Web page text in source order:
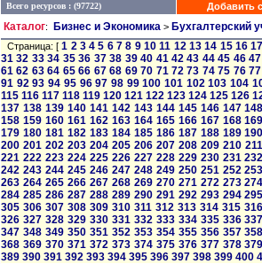
Всего ресурсов : (97722) Добавить
Каталог: Бизнес и Экономика > Бухгалтерский
Страница: [1 2 3 4 5 6 7 8 9 10 11 12 13 14 15 16
31 32 33 34 35 36 37 38 39 40 41 42 43 44 45 46 47
61 62 63 64 65 66 67 68 69 70 71 72 73 74 75 76 77
91 92 93 94 95 96 97 98 99 100 101 102 103 104
115 116 117 118 119 120 121 122 123 124 125 126
137 138 139 140 141 142 143 144 145 146 147
158 159 160 161 162 163 164 165 166 167 168
179 180 181 182 183 184 185 186 187 188 189
200 201 202 203 204 205 206 207 208 209 210 211
221 222 223 224 225 226 227 228 229 230 231
242 243 244 245 246 247 248 249 250 251 252
263 264 265 266 267 268 269 270 271 272 273
284 285 286 287 288 289 290 291 292 293 294
305 306 307 308 309 310 311 312 313 314 315 316
326 327 328 329 330 331 332 333 334 335 336
347 348 349 350 351 352 353 354 355 356 357
368 369 370 371 372 373 374 375 376 377 378
389 390 391 392 393 394 395 396 397 398 399 400